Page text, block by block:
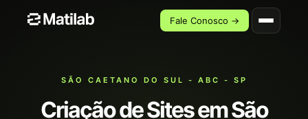
Fale Conosco →
SÃO CAETANO DO SUL - ABC - SP
Criação de Sites em São